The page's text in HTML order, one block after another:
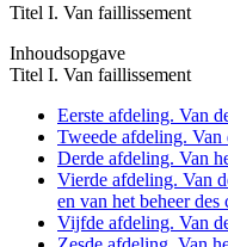
Titel I. Van faillissement
Inhoudsopgave
Titel I. Van faillissement
Eerste afdeling. Van
Tweede afdeling.
Derde afdeling. Van
Vierde afdeling. Van
en van het beheer des
Vijfde afdeling. Van